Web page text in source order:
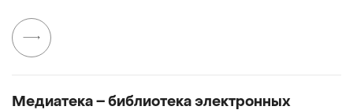
Медиатека – библиотека электронных